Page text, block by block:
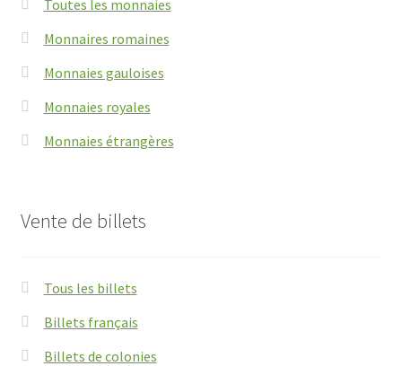
Toutes les monnaies
Monnaires romaines
Monnaies gauloises
Monnaies royales
Monnaies étrangères
Vente de billets
Tous les billets
Billets français
Billets de colonies